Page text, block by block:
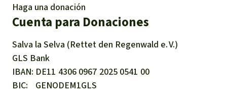
Haga una donación
Cuenta para Donaciones
Salva la Selva (Rettet den Regenwald e. V.)
GLS Bank
IBAN DE11 4306 0967 2025 0541 00
BIC
GENODEM1GLS